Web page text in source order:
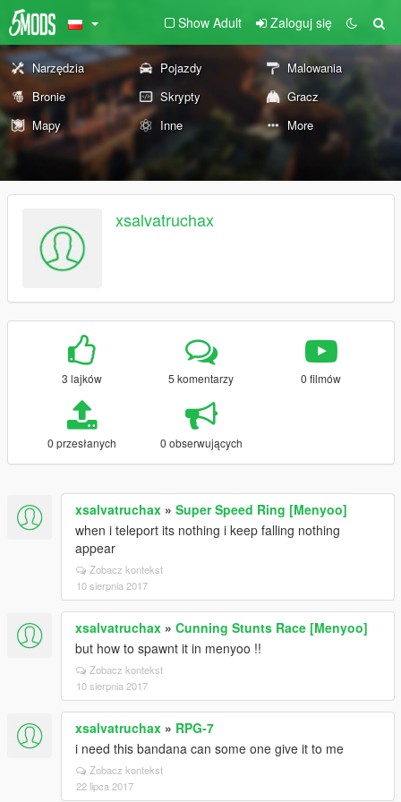
Show Adult Zaloguj się
Narzędzia Pojazdy
Malowania
Bronie
Skrypty
Gracz
Mapy
Inne More
xsalvatruchax
3 lajków 5 komentarzy 0 filmów
0 przesłanych 0 obserwujących
xsalvatruchax » Super Speed Ring [Menyoo]
when i teleport its nothing i keep falling nothing
appear
Zobacz kontekst
10 sierpnia 2017
xsalvatruchax » Cunning Stunts Race [Menyoo]
but how to spawnt it in menyoo !!
Zobacz kontekst
10 sierpnia 2017
xsalvatruchax » RPG-7
i need this bandana can some one give it to me
Zobacz kontekst
22 lipca 2017